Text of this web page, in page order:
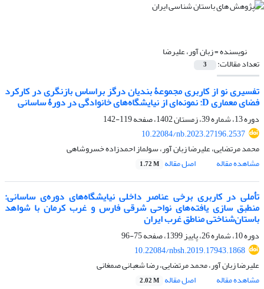
نویسنده =زبان آور، علیرضا
تعداد مقالات: 3
تفسیری نو از کاربری مجموعۀ بندیان درگز براساس بازنگری در کارکرد
فضای معماری D: نمونه‌ای از نیایشگاه‌های خانوادگی در دورۀ ساسانی
دوره 13، شماره 39، زمستان 1402، صفحه
119-142
10.22084/nb.2023.27196.2537
محمد مرتضایی، علیرضا زبان آور، سولماز احمدزاده خسروشاهی
مشاهده مقاله
اصل مقاله 1.72 M
تأملی در کاربری برخی عناصر داخلی نیایشگاه‌های دوره‌ی ساسانی:
منطبق سازی یافته‌های نواحی شرقی فارس و غرب کرمان با شواهد
باستان‌شناختی مناطق غرب ایران
دوره 10، شماره 26، پاییز 1399، صفحه
75-96
10.22084/nbsh.2019.17943.1868
علیرضا زبان آور، محمد مرتضایی، رضا شعبانی صمغانی
مشاهده مقاله
اصل مقاله 2.02 M